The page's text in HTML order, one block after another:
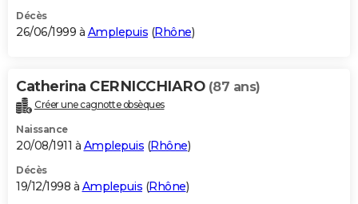
Décès
26/06/1999 à Amplepuis (Rhône)
Catherina CERNICCHIARO (87 ans)
Créer une cagnotte obsèques
Naissance
20/08/1911 à Amplepuis (Rhône)
Décès
19/12/1998 à Amplepuis (Rhône)